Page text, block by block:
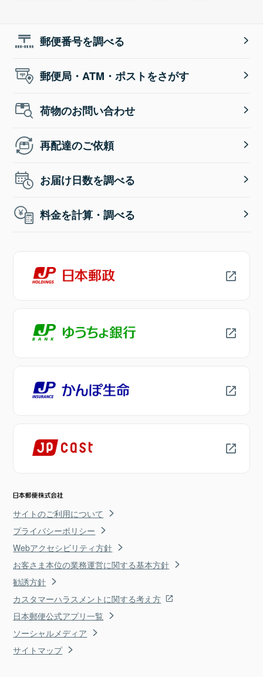
郵便番号を調べる
郵便局・ATM・ポストをさがす
荷物のお問い合わせ
再配達のご依頼
お届け日数を調べる
料金を計算・調べる
サイトのご利用について
プライバシーポリシー
Webアクセシビリティ方針
お客さま本位の業務運営に関する基本方針
勧誘方針
カスタマーハラスメントに関する考え方
日本郵便公式アプリ一覧
ソーシャルメディア
サイトマップ